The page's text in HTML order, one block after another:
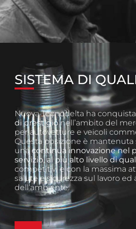
SISTEMA DI
Nuova Tecnodelta ha
di prestigionell’ambito del
per autovetture e veicoli
Questa posizione è mantenuta
unacontinua innovazione nel
servizio, al più alto livello di
competitivi e con la massima
salute e sicurezza sul lavoro
dell’ambiente.